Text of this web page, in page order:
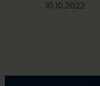
10.10.2022